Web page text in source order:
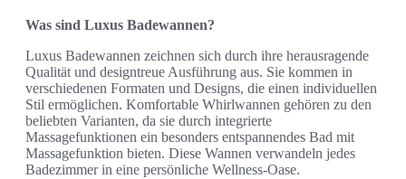
Was sind Luxus Badewannen?
Luxus Badewannen zeichnen sich durch ihre herausragende
Qualität und designtreue Ausführung aus. Sie kommen in
verschiedenen Formaten und Designs, die einen individuellen
Stil ermöglichen. Komfortable Whirlwannen gehören zu den
beliebten Varianten, da sie durch integrierte
Massagefunktionen ein besonders entspannendes Bad mit
Massagefunktion bieten. Diese Wannen verwandeln jedes
Badezimmer in eine persönliche Wellness-Oase.